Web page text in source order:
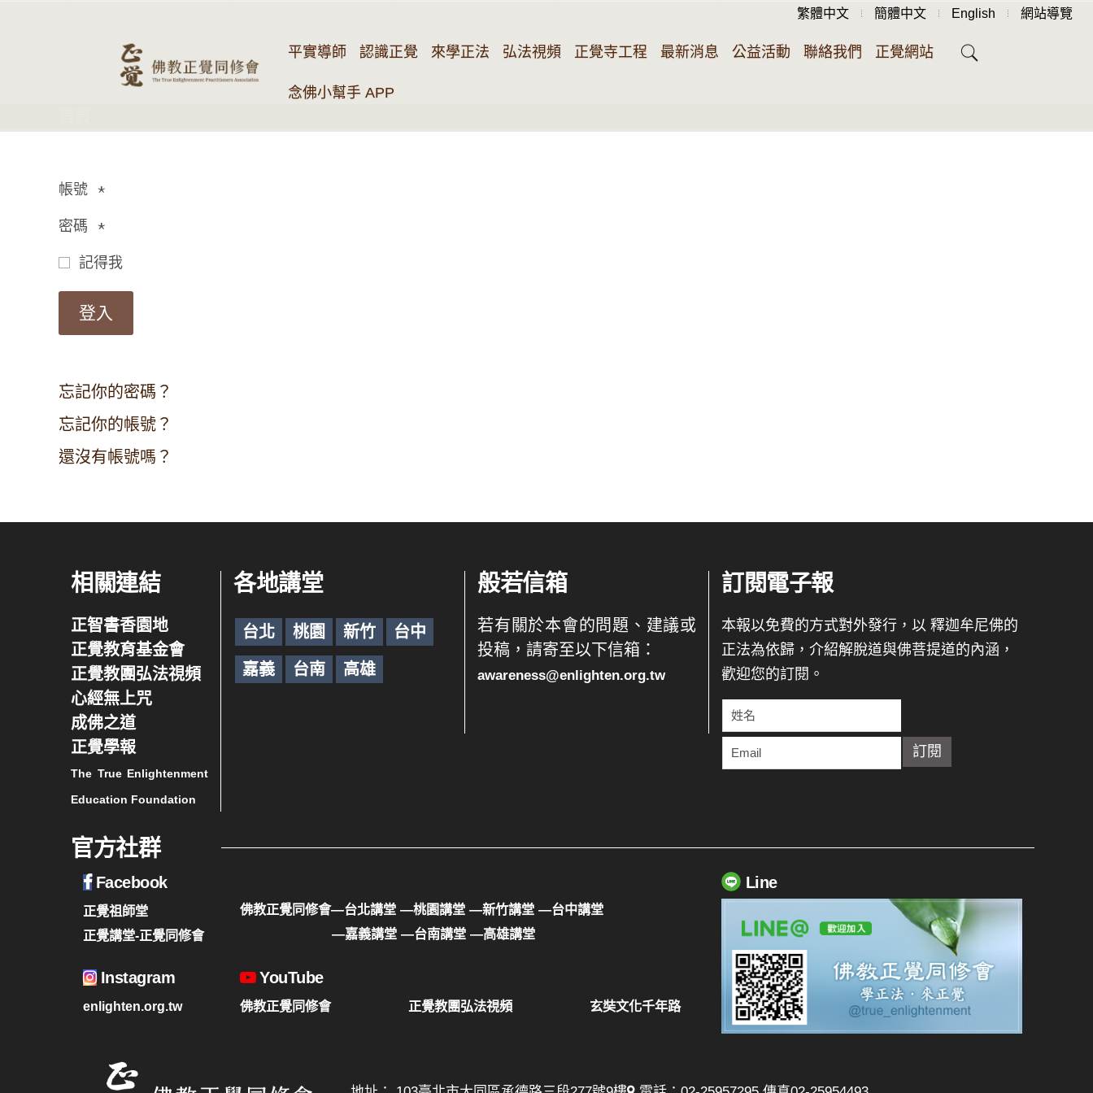
繁體中文 簡體中文 English 網站導覽
平實導師 認識正覺 來學正法 弘法視頻 正覺寺工程 最新消息 公益活動 聯絡我們 正覺網站
念佛小幫手 APP
帳號 *
密碼 *
記得我
登入
忘記你的密碼？
忘記你的帳號？
還沒有帳號嗎？
相關連結
正智書香園地
正覺教育基金會
正覺教團弘法視頻
心經無上咒
成佛之道
正覺學報
The True Enlightenment
Education Foundation
各地講堂
台北 桃園 新竹 台中
嘉義 台南 高雄
般若信箱
若有關於本會的問題、建議或
投稿，請寄至以下信箱：
awareness@enlighten.org.tw
訂閱電子報
本報以免費的方式對外發行，以 釋迦牟尼佛的
正法為依歸，介紹解脫道與佛菩提道的內涵，
歡迎您的訂閱。
官方社群
Facebook
正覺祖師堂
正覺講堂-正覺同修會
佛教正覺同修會—台北講堂 —桃園講堂 —新竹講堂 —台中講堂
—嘉義講堂 —台南講堂 —高雄講堂
Instagram
enlighten.org.tw
YouTube
佛教正覺同修會 正覺教團弘法視頻 玄奘文化千年路
Line